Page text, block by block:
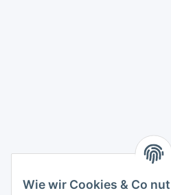
Wie wir Cookies & Co